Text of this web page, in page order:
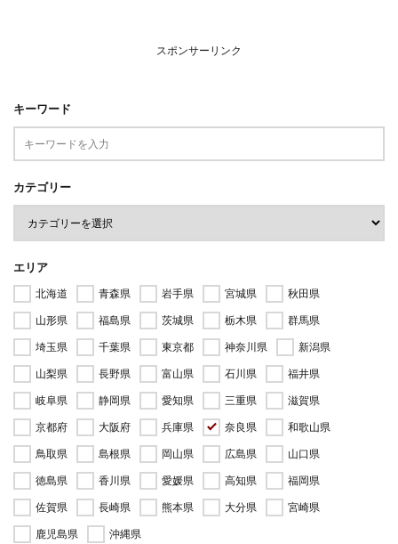
スポンサーリンク
キーワード
カテゴリー
エリア
北海道 青森県 岩手県 宮城県
秋田県
山形県
福島県 茨城県 栃木県
群馬県
埼玉県
千葉県 東京都 神奈川県
新潟県
山梨県
長野県 富山県 石川県
福井県
岐阜県
静岡県 愛知県 三重県
滋賀県
京都府
大阪府 兵庫県 奈良県
和歌山県
鳥取県
島根県 岡山県 広島県
山口県
徳島県
香川県 愛媛県 高知県
福岡県
佐賀県
長崎県 熊本県 大分県
宮崎県
鹿児島県
沖縄県